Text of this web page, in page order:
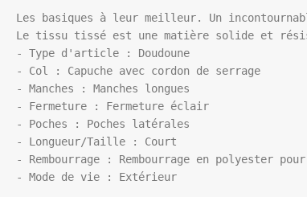
Les basiques à leur meilleur. Un
Le tissu tissé est une matière solide et
- Type d'article : Doudoune
- Col : Capuche avec cordon de serrage
- Manches : Manches longues
- Fermeture : Fermeture éclair
- Poches : Poches latérales
- Longueur/Taille : Court
- Rembourrage : Rembourrage en polyester